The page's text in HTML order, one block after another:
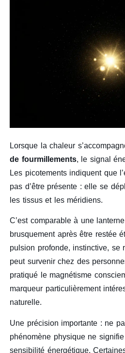
Lorsque la chaleur
de fourmillements, le signal
Les picotements indiquent que
pas d’être présente : elle se
les tissus et les méridiens.
C’est comparable à une
brusquement après être restée
pulsion profonde, instinctive, se
peut survenir chez des
pratiqué le magnétisme
marqueur particulièrement
naturelle.
Une précision importante : ne
phénomène physique ne
sensibilité énergétique.